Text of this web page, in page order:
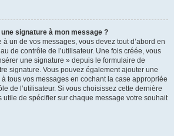
signature à mon message ?
un de vos messages, vous devez tout d’abord en
de contrôle de l’utilisateur. Une fois créée, vous
une signature » depuis le formulaire de
signature. Vous pouvez également ajouter une
tous vos messages en cochant la case appropriée
de l’utilisateur. Si vous choisissez cette dernière
utile de spécifier sur chaque message votre souhait